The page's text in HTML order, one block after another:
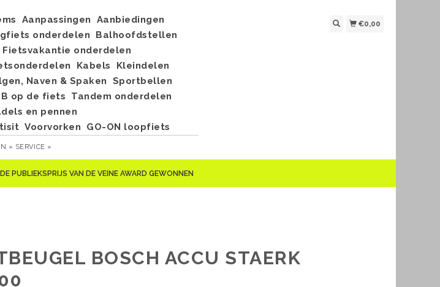
Aanpassingen
Aanbiedingen
onderdelen
Balhoofdstellen
Fietsvakantie onderdelen
Kabels
Kleindelen
Naven & Spaken
Sportbellen
op de fiets
Tandem onderdelen
en pennen
Voorvorken GO-ON loopfiets
» SERVICE »
€0,00
PUBLIEKSPRIJS VAN DE VEINE AWARD GEWONNEN
BOSCH ACCU STAERK